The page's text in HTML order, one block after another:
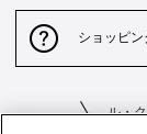
ショッピン
ル・